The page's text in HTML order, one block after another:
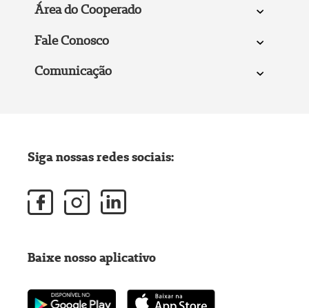
Área do Cooperado
Fale Conosco
Comunicação
Siga nossas redes sociais:
Baixe nosso aplicativo